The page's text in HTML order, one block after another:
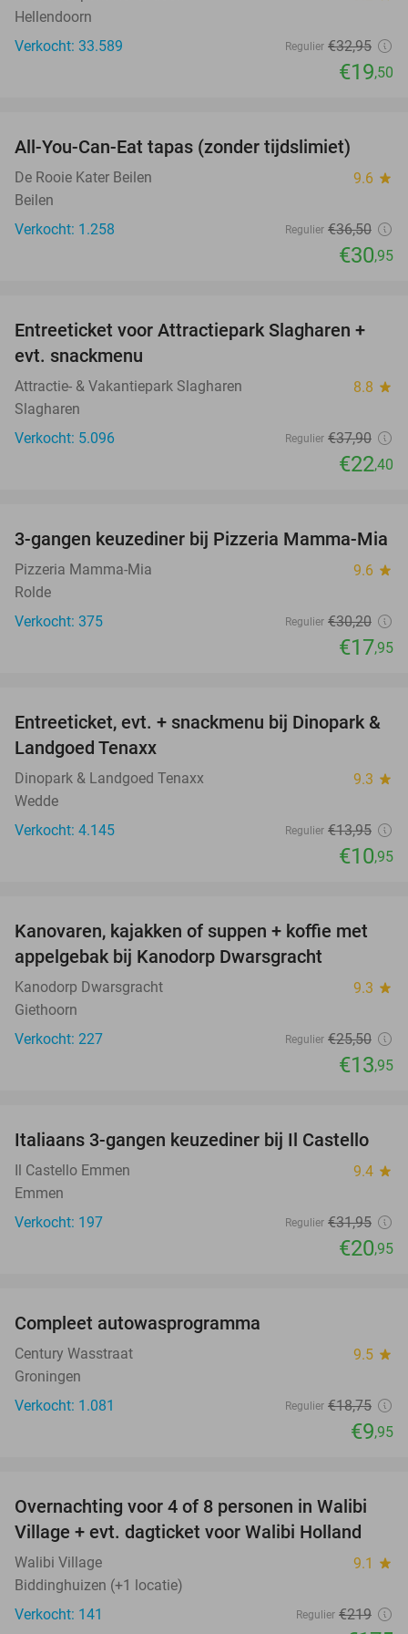
Hellendoorn
Verkocht: 33.589
Regulier €32,95
€19,50
All-You-Can-Eat tapas (zonder tijdslimiet)
De Rooie Kater Beilen 9.6 star
Beilen
Verkocht: 1.258
Regulier €36,50
€30,95
41%
Entreeticket voor Attractiepark Slagharen +
evt. snackmenu
Attractie- & Vakantiepark Slagharen 8.8 star
Slagharen
Verkocht: 5.096
Regulier €37,90
€22,40
41%
3-gangen keuzediner bij Pizzeria Mamma-Mia
Pizzeria Mamma-Mia 9.6 star
Rolde
Verkocht: 375
Regulier €30,20
€17,95
22%
Entreeticket, evt. + snackmenu bij Dinopark &
Landgoed Tenaxx
Dinopark & Landgoed Tenaxx 9.3 star
Wedde
Verkocht: 4.145
Regulier €13,95
€10,95
45%
Kanovaren, kajakken of suppen + koffie met
appelgebak bij Kanodorp Dwarsgracht
Kanodorp Dwarsgracht 9.3 star
Giethoorn
Verkocht: 227
Regulier €25,50
€13,95
34%
Italiaans 3-gangen keuzediner bij Il Castello
Il Castello Emmen 9.4 star
Emmen
Verkocht: 197
Regulier €31,95
€20,95
Compleet autowasprogramma
Century Wasstraat 9.5 star
Groningen
Verkocht: 1.081
Regulier €18,75
€9,95
20%
Overnachting voor 4 of 8 personen in Walibi
Village + evt. dagticket voor Walibi Holland
Walibi Village 9.1 star
Biddinghuizen (+1 locatie)
Verkocht: 141
Regulier €219